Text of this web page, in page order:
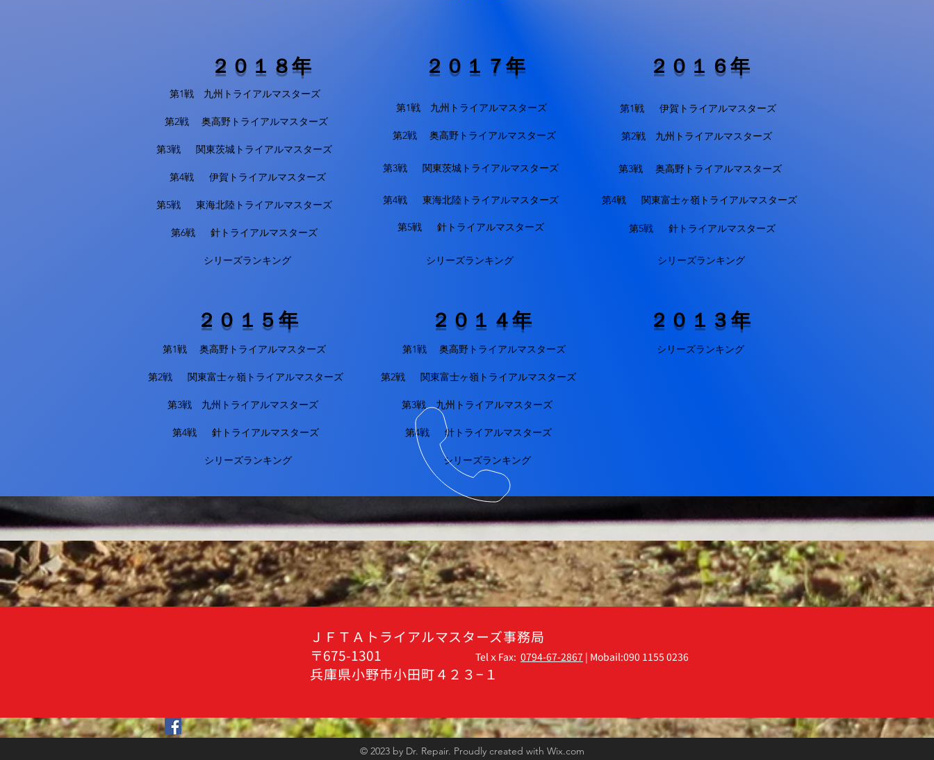
２０１７年
２０１８年 ２０１６年
第1戦 九州トライアルマスターズ
第2戦 奥高野トライアルマスターズ
第3戦 関東茨城トライアルマスターズ
第4戦 伊賀トライアルマスターズ
第5戦 東海北陸トライアルマスターズ
第6戦 針トライアルマスターズ
シリーズランキング
第1戦 九州トライアルマスターズ
第2戦 奥高野トライアルマスターズ
第3戦 関東茨城トライアルマスターズ
第4戦 東海北陸トライアルマスターズ
第5戦 針トライアルマスターズ
シリーズランキング
第1戦 伊賀トライアルマスターズ
第2戦 九州トライアルマスターズ
第3戦 奥高野トライアルマスターズ
第4戦 関東富士ヶ嶺トライアルマスターズ
第5戦 針トライアルマスターズ
シリーズランキング
２０１５年
第1戦 奥高野トライアルマスターズ
第2戦 関東富士ヶ嶺トライアルマスターズ
第3戦 九州トライアルマスターズ
第4戦 針トライアルマスターズ
シリーズランキング
２０１４年
第1戦 奥高野トライアルマスターズ
２０１３年
シリーズランキング
第2戦 関東富士ヶ嶺トライアルマスターズ
第3戦 九州トライアルマスターズ
第4戦 針トライアルマスターズ
シリーズランキング
ＪＦＴＡトライアルマスターズ事務局
〒675-1301
兵庫県小野市小田町４２３−１
TelｘFax: 0794-67-2867 | Mobail:090 1155 0236
© 2023 by Dr. Repair. Proudly created with Wix.com